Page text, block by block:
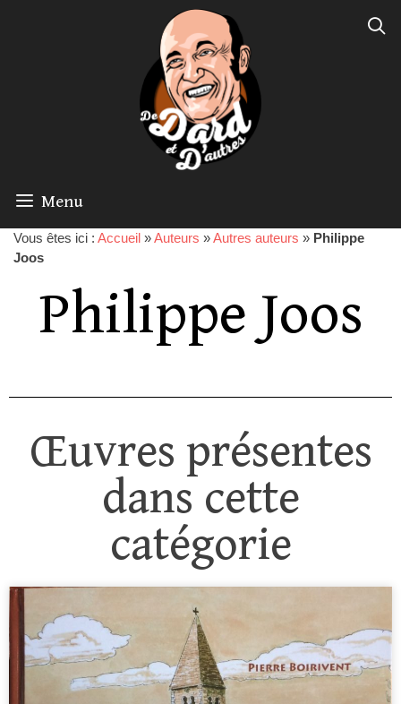
Menu
Vous êtes ici : Accueil »Auteurs »Autres auteurs » Philippe
Joos
Philippe Joos
Œuvres présentes
dans cette
catégorie